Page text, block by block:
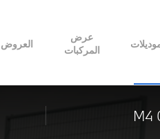
عرض
المركبات
العروض